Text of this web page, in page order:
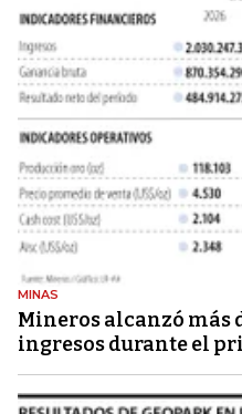
MINAS
Mineros alcanzó más
ingresos durante el